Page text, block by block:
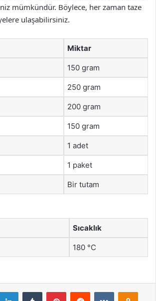
mümkündür. Böylece, her zaman taze
ulaşabilirsiniz.
Miktar
150 gram
250 gram
200 gram
150 gram
1 adet
1 paket
Bir tutam
Sıcaklık
180 °C
LinkedInTumblr PinterestReddit VKontakte